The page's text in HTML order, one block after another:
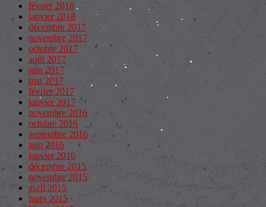
février 2018
janvier 2018
décembre 2017
novembre 2017
octobre 2017
août 2017
juin 2017
mai 2017
février 2017
janvier 2017
novembre 2016
octobre 2016
septembre 2016
juin 2016
janvier 2016
décembre 2015
novembre 2015
avril 2015
mars 2015